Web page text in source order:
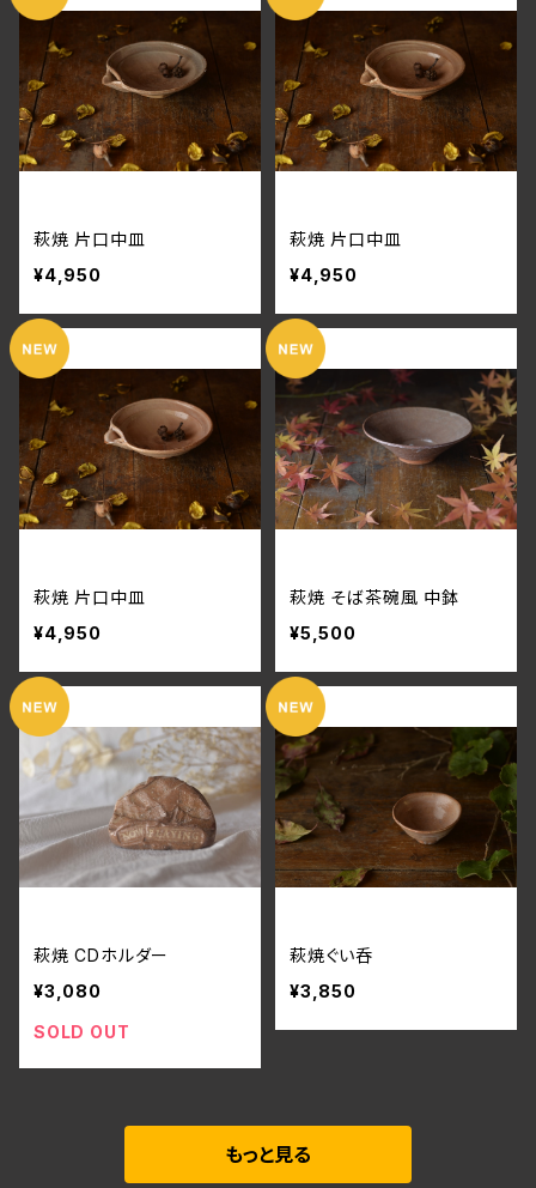
萩焼 片口中皿
¥4,950
萩焼 片口中皿
¥4,950
萩焼 片口中皿
¥4,950
萩焼 そば茶碗風 中鉢
¥5,500
萩焼 CDホルダー
¥3,080
SOLD OUT
萩焼ぐい呑
¥3,850
もっと見る